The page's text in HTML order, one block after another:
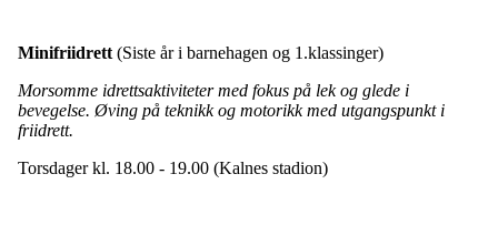
Minifriidrett (Siste år i barnehagen og 1.klassinger)
Morsomme idrettsaktiviteter med fokus på lek og glede i
bevegelse. Øving på teknikk og motorikk med utgangspunkt i
friidrett.
Torsdager kl. 18.00 - 19.00 (Kalnes stadion)